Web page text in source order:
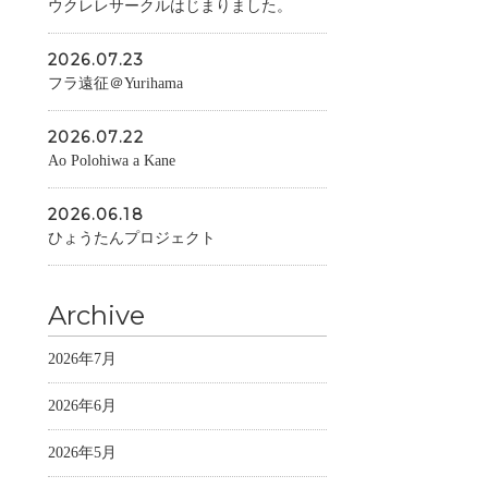
ウクレレサークルはじまりました。
2026.07.23
フラ遠征＠Yurihama
2026.07.22
Ao Polohiwa a Kane
2026.06.18
ひょうたんプロジェクト
Archive
2026年7月
2026年6月
2026年5月